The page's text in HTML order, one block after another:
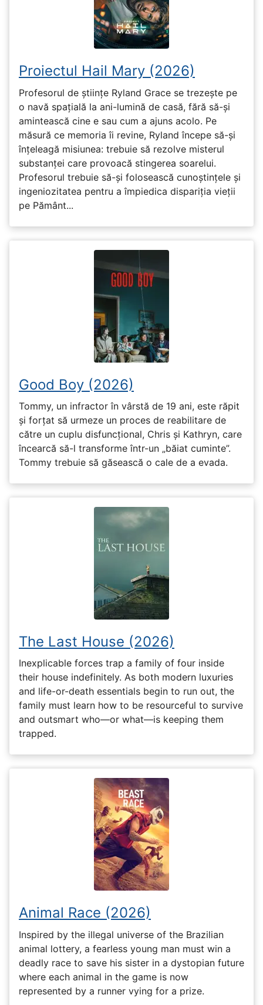
Proiectul Hail Mary (2026)
Profesorul de științe Ryland Grace se trezește pe
o navă spațială la ani-lumină de casă, fără să-și
amintească cine e sau cum a ajuns acolo. Pe
măsură ce memoria îi revine, Ryland începe să-și
înțeleagă misiunea: trebuie să rezolve misterul
substanței care provoacă stingerea soarelui.
Profesorul trebuie să-și folosească cunoștințele și
ingeniozitatea pentru a împiedica dispariția vieții
pe Pământ...
Good Boy (2026)
Tommy, un infractor în vârstă de 19 ani, este răpit
și forțat să urmeze un proces de reabilitare de
către un cuplu disfuncțional, Chris și Kathryn, care
încearcă să-l transforme într-un „băiat cuminte”.
Tommy trebuie să găsească o cale de a evada.
The Last House (2026)
Inexplicable forces trap a family of four inside
their house indefinitely. As both modern luxuries
and life-or-death essentials begin to run out, the
family must learn how to be resourceful to survive
and outsmart who—or what—is keeping them
trapped.
Animal Race (2026)
Inspired by the illegal universe of the Brazilian
animal lottery, a fearless young man must win a
deadly race to save his sister in a dystopian future
where each animal in the game is now
represented by a runner vying for a prize.